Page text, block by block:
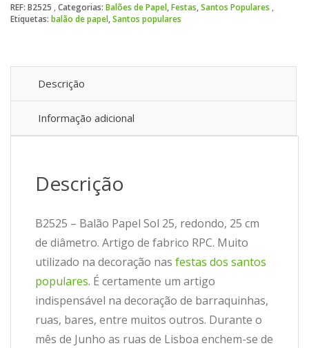
Sol
25
REF: B2525 Categorias: Balões de Papel,Festas,Santos Populares
Etiquetas: balão de papel,Santos populares
Descrição
Informação adicional
Descrição
B2525 – Balão Papel Sol 25, redondo, 25 cm
de diâmetro. Artigo de fabrico RPC. Muito
utilizado na decoração nas festas dos santos
populares. É certamente um artigo
indispensável na decoração de barraquinhas,
ruas, bares, entre muitos outros. Durante o
mês de Junho as ruas de Lisboa enchem-se de